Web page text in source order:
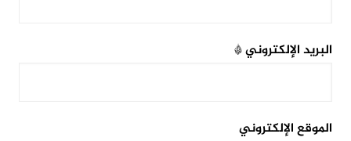
البريد الإلكتروني*
الموقع الإلكتروني